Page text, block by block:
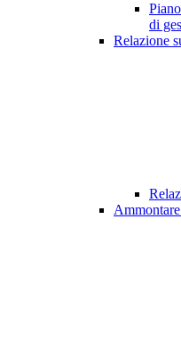
di
Relazione